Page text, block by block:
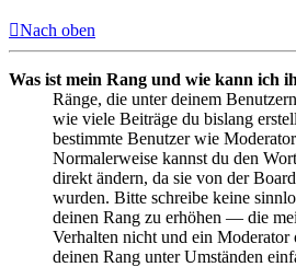
Nach oben
Was ist mein Rang und wie kann ich
Ränge, die unter deinem
wie viele Beiträge du bislang
bestimmte Benutzer wie
Normalerweise kannst du den
direkt ändern, da sie von der
wurden. Bitte schreibe keine
deinen Rang zu erhöhen — die
Verhalten nicht und ein
deinen Rang unter Umständen